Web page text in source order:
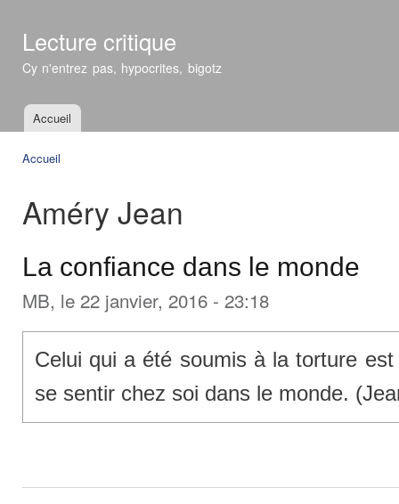
Lecture critique
Cy n'entrez pas, hypocrites, bigotz
Menu principal
Accueil
Accueil
Améry Jean
La confiance dans le monde
MB, le 22 janvier, 2016 - 23:18
Celui qui a été soumis à la torture
se sentir chez soi dans le monde.